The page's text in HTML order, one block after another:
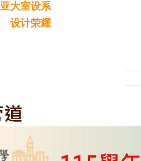
亚大室设系
设计荣耀